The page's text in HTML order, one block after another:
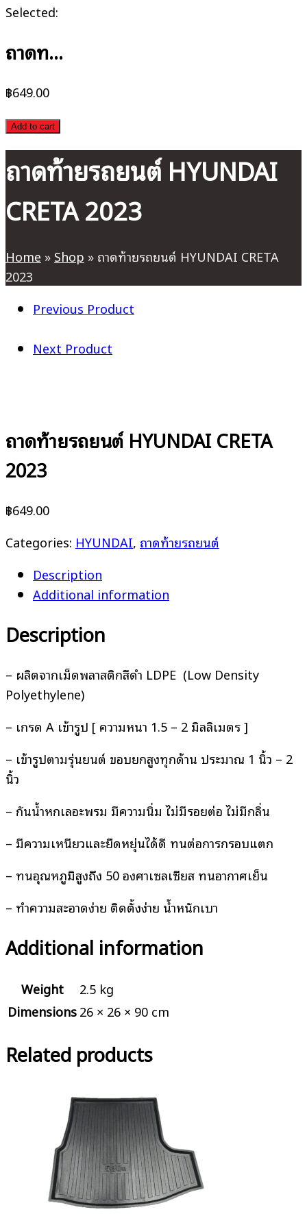
Selected:
ถาดท…
฿649.00
Add to cart
ถาดท้ายรถยนต์ HYUNDAI
CRETA 2023
Home » Shop » ถาดท้ายรถยนต์ HYUNDAI CRETA
2023
Previous Product
Next Product
ถาดท้ายรถยนต์ HYUNDAI CRETA
2023
฿649.00
Categories: HYUNDAI, ถาดท้ายรถยนต์
Description
Additional information
Description
– ผลิตจากเม็ดพลาสติกสีดำ LDPE (Low Density
Polyethylene)
– เกรด A เข้ารูป [ ความหนา 1.5 – 2 มิลลิเมตร ]
– เข้ารูปตามรุ่นยนต์ ขอบยกสูงทุกด้าน ประมาณ 1 นิ้ว – 2
นิ้ว
– กันน้ำหกเลอะพรม มีความนิ่ม ไม่มีรอยต่อ ไม่มีกลิ่น
– มีความเหนียวและยืดหยุ่นได้ดี ทนต่อการกรอบแตก
– ทนอุณหภูมิสูงถึง 50 องศาเซลเซียส ทนอากาศเย็น
– ทำความสะอาดง่าย ติดตั้งง่าย น้ำหนักเบา
Additional information
Weight
2.5 kg
Dimensions26 × 26 × 90 cm
Related products